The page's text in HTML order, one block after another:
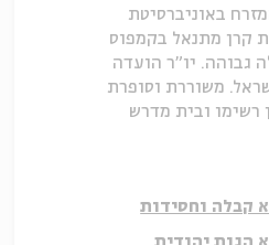
באוניברסיטת
קרן מתנאל בקמפוס
גבוהה. יו"ר הועדה
משוררת וסופרת
רשימו ובית מדרש
קבלה וחסידות